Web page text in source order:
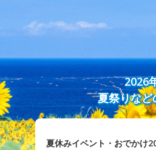
2026
夏祭りな
夏休みイベント・おでかけ